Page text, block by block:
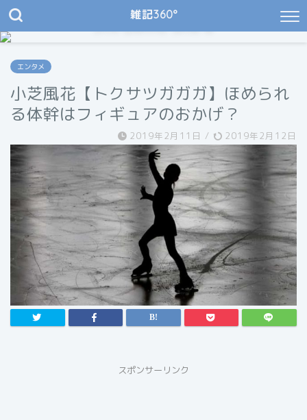
雑記360°
JIN Demo Site 8
エンタメ
小芝風花【トクサツガガガ】ほめられ
る体幹はフィギュアのおかげ？
2019年2月11日 / 2019年2月12日
スポンサーリンク